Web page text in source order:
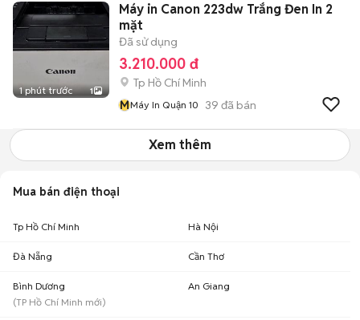
1 phút trước 1
Máy in Canon 223dw Trắng Đen In 2
mặt
Đã sử dụng
3.210.000 đ
Tp Hồ Chí Minh
MMáy In Quận 10 39 đã bán
Xem thêm
Mua bán điện thoại
Tp Hồ Chí Minh Hà Nội
Đà Nẵng Cần Thơ
Bình Dương
(TP Hồ Chí Minh mới)
An Giang